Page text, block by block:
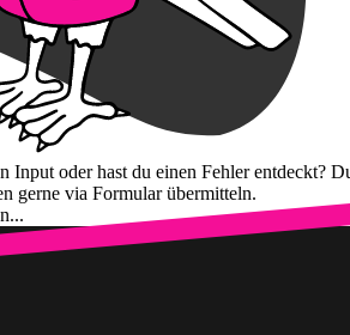
Input oder hast du einen Fehler entdeckt?
gerne via Formular übermitteln.